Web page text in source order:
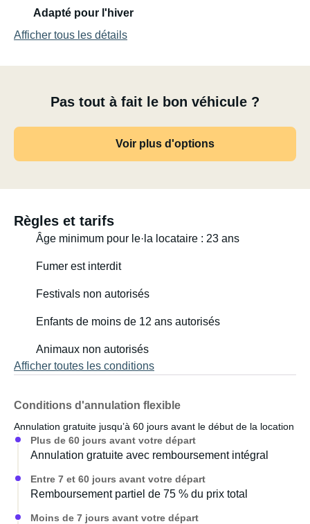
Adapté pour l'hiver
Afficher tous les détails
Pas tout à fait le bon véhicule ?
Voir plus d'options
Règles et tarifs
Âge minimum pour le·la locataire : 23 ans
Fumer est interdit
Festivals non autorisés
Enfants de moins de 12 ans autorisés
Animaux non autorisés
Afficher toutes les conditions
Conditions d'annulation flexible
Annulation gratuite jusqu’à 60 jours avant le début de la location
Plus de 60 jours avant votre départ
Annulation gratuite avec remboursement intégral
Entre 7 et 60 jours avant votre départ
Remboursement partiel de 75 % du prix total
Moins de 7 jours avant votre départ